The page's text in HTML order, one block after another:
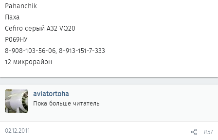
Pahanchik
Паха
Cefiro серый А32 VQ20
Р069НУ
8-908-103-56-06, 8-913-151-7-333
12 микрорайон
aviatortoha
Пока больше читатель
02.12.2011 #57